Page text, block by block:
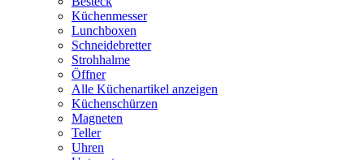
Küchenmesser
Lunchboxen
Schneidebretter
Strohhalme
Öffner
Alle Küchenartikel anzeigen
Küchenschürzen
Magneten
Teller
Uhren